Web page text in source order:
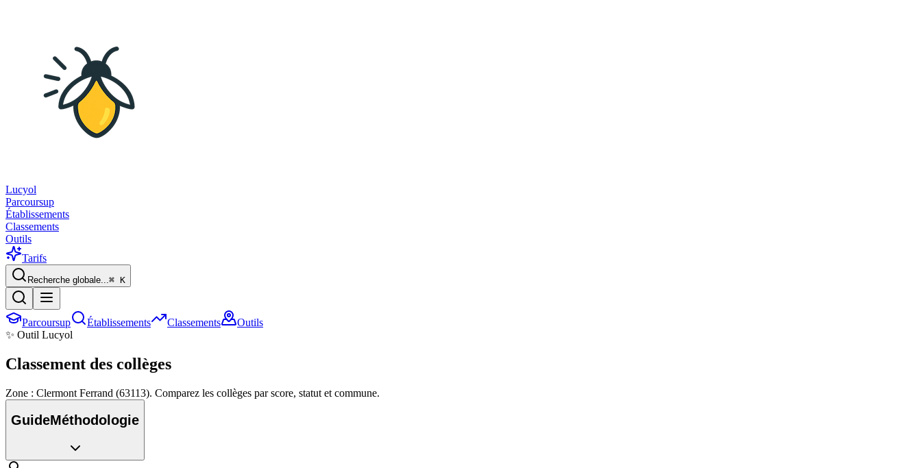
Lucyol
Parcoursup
Établissements
Classements
Outils
Tarifs
Recherche globale...⌘ K
Parcoursup Établissements Classements
Outils
✨ Outil Lucyol
Classement des collèges
Zone : Clermont Ferrand (63113). Comparez les collèges par score, statut et commune.
GuideMéthodologie